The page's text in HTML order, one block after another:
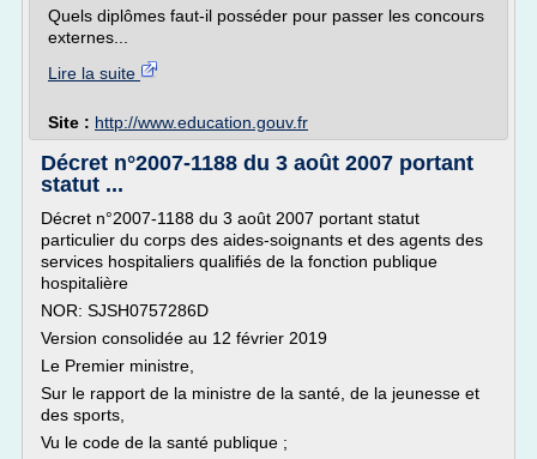
Quels diplômes faut-il posséder pour passer les concours
externes...
Lire la suite
Site : http://www.education.gouv.fr
Décret n°2007-1188 du 3 août 2007 portant
statut ...
Décret n°2007-1188 du 3 août 2007 portant statut
particulier du corps des aides-soignants et des agents des
services hospitaliers qualifiés de la fonction publique
hospitalière
NOR: SJSH0757286D
Version consolidée au 12 février 2019
Le Premier ministre,
Sur le rapport de la ministre de la santé, de la jeunesse et
des sports,
Vu le code de la santé publique ;